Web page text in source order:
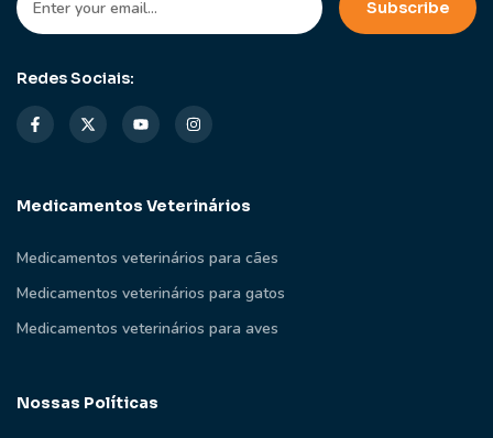
Redes Sociais:
Medicamentos Veterinários
Medicamentos veterinários para cães
Medicamentos veterinários para gatos
Medicamentos veterinários para aves
Nossas Políticas